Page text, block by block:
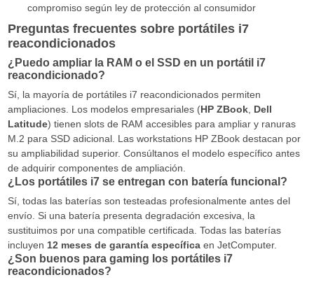
compromiso según ley de protección al consumidor
Preguntas frecuentes sobre portátiles i7
reacondicionados
¿Puedo ampliar la RAM o el SSD en un portátil i7
reacondicionado?
Sí, la mayoría de portátiles i7 reacondicionados permiten
ampliaciones. Los modelos empresariales (HP ZBook, Dell
Latitude) tienen slots de RAM accesibles para ampliar y ranuras
M.2 para SSD adicional. Las workstations HP ZBook destacan por
su ampliabilidad superior. Consúltanos el modelo específico antes
de adquirir componentes de ampliación.
¿Los portátiles i7 se entregan con batería funcional?
Sí, todas las baterías son testeadas profesionalmente antes del
envío. Si una batería presenta degradación excesiva, la
sustituimos por una compatible certificada. Todas las baterías
incluyen 12 meses de garantía específicaen JetComputer.
¿Son buenos para gaming los portátiles i7
reacondicionados?